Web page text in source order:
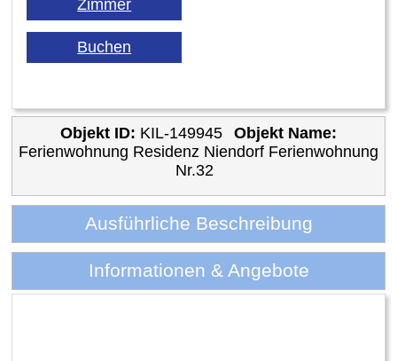
Objekt ID: KIL-149945
Objekt Name:
Ferienwohnung Residenz Niendorf Ferienwohnung
Nr.32
Ausführliche Beschreibung
Informationen & Angebote